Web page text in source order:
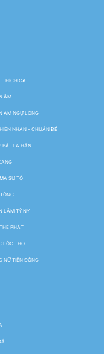
THÍCH CA
ÂM
ÂM NGỰ LONG
NHÃN – CHUẨN ĐỀ
BÁT LA HÁN
SƯ TỔ
LÂM TỲ NY
PHẬT
LỘC THỌ
NỮ TIÊN ĐỒNG